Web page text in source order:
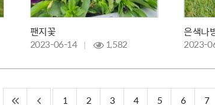
팬지꽃
2023-06-14 1,582
은색나
2023-
1 2 3 4 5 6 7